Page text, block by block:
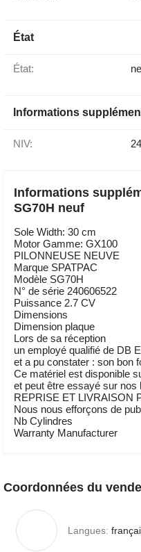
État
État:
Informations
NIV:
Informations
SG70H neuf
Sole Width: 30 cm
Motor Gamme: GX100
PILONNEUSE NEUVE
Marque SPATPAC
Modèle SG70H
N° de série 240606522
Puissance 2.7 CV
Dimensions
Dimension plaque
Lors de sa réception
un employé qualifié de DB
et a pu constater : son bon
Ce matériel est disponible
et peut être essayé sur
REPRISE ET LIVRAISON
Nous nous efforçons de
Nb Cylindres
Warranty Manufacturer
Coordonnées du
Langues: